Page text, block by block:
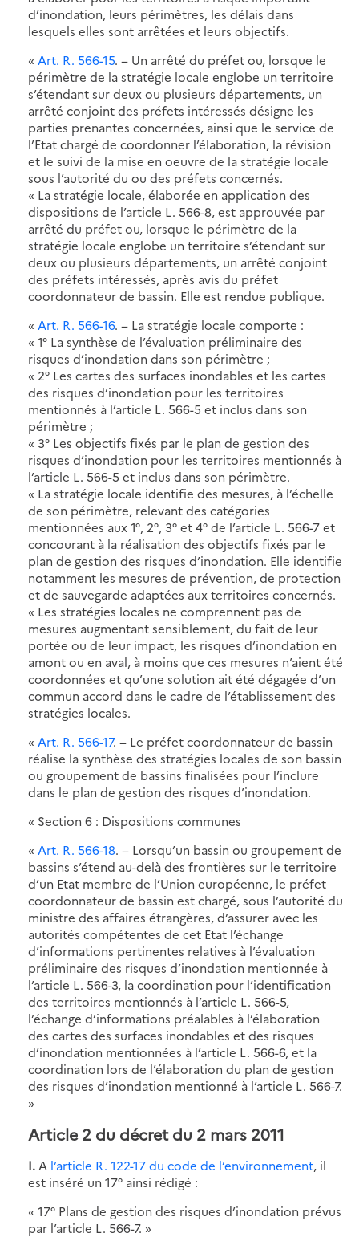
d’inondation, leurs périmètres, les délais dans
lesquels elles sont arrêtées et leurs objectifs.
« Art. R. 566-15. − Un arrêté du préfet ou, lorsque le
périmètre de la stratégie locale englobe un territoire
s’étendant sur deux ou plusieurs départements, un
arrêté conjoint des préfets intéressés désigne les
parties prenantes concernées, ainsi que le service de
l’Etat chargé de coordonner l’élaboration, la révision
et le suivi de la mise en oeuvre de la stratégie locale
sous l’autorité du ou des préfets concernés.
« La stratégie locale, élaborée en application des
dispositions de l’article L. 566-8, est approuvée par
arrêté du préfet ou, lorsque le périmètre de la
stratégie locale englobe un territoire s’étendant sur
deux ou plusieurs départements, un arrêté conjoint
des préfets intéressés, après avis du préfet
coordonnateur de bassin. Elle est rendue publique.
« Art. R. 566-16. − La stratégie locale comporte :
« 1° La synthèse de l’évaluation préliminaire des
risques d’inondation dans son périmètre ;
« 2° Les cartes des surfaces inondables et les cartes
des risques d’inondation pour les territoires
mentionnés à l’article L. 566-5 et inclus dans son
périmètre ;
« 3° Les objectifs fixés par le plan de gestion des
risques d’inondation pour les territoires mentionnés à
l’article L. 566-5 et inclus dans son périmètre.
« La stratégie locale identifie des mesures, à l’échelle
de son périmètre, relevant des catégories
mentionnées aux 1°, 2°, 3° et 4° de l’article L. 566-7 et
concourant à la réalisation des objectifs fixés par le
plan de gestion des risques d’inondation. Elle identifie
notamment les mesures de prévention, de protection
et de sauvegarde adaptées aux territoires concernés.
« Les stratégies locales ne comprennent pas de
mesures augmentant sensiblement, du fait de leur
portée ou de leur impact, les risques d’inondation en
amont ou en aval, à moins que ces mesures n’aient été
coordonnées et qu’une solution ait été dégagée d’un
commun accord dans le cadre de l’établissement des
stratégies locales.
« Art. R. 566-17. − Le préfet coordonnateur de bassin
réalise la synthèse des stratégies locales de son bassin
ou groupement de bassins finalisées pour l’inclure
dans le plan de gestion des risques d’inondation.
« Section 6 : Dispositions communes
« Art. R. 566-18. − Lorsqu’un bassin ou groupement de
bassins s’étend au-delà des frontières sur le territoire
d’un Etat membre de l’Union européenne, le préfet
coordonnateur de bassin est chargé, sous l’autorité du
ministre des affaires étrangères, d’assurer avec les
autorités compétentes de cet Etat l’échange
d’informations pertinentes relatives à l’évaluation
préliminaire des risques d’inondation mentionnée à
l’article L. 566-3, la coordination pour l’identification
des territoires mentionnés à l’article L. 566-5,
l’échange d’informations préalables à l’élaboration
des cartes des surfaces inondables et des risques
d’inondation mentionnées à l’article L. 566-6, et la
coordination lors de l’élaboration du plan de gestion
des risques d’inondation mentionné à l’article L. 566-7.
»
Article 2 du décret du 2 mars 2011
I. A l’article R. 122-17 du code de l’environnement, il
est inséré un 17° ainsi rédigé :
« 17° Plans de gestion des risques d’inondation prévus
par l’article L. 566-7. »